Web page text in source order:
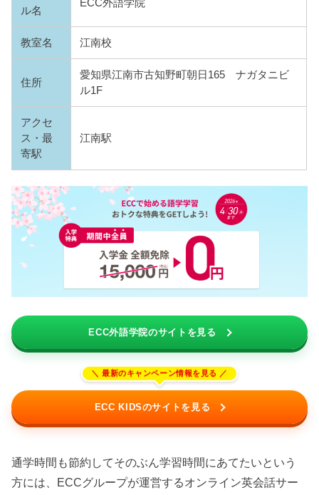
ル名
ECC外語学院
教室名 江南校
住所
愛知県江南市古知野町朝日165 ナガタニビ
ル1F
アクセ
ス・最
寄駅
江南駅
ECC外語学院のサイトを見る
ECC KIDSのサイトを見る
通学時間も節約してそのぶん学習時間にあてたいという
方には、ECCグループが運営するオンライン英会話サー